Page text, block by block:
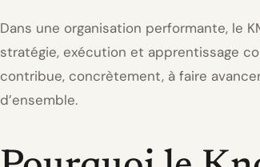
Dans une organisation performante, le
stratégie, exécution et apprentissage
contribue, concrètement, à faire
d’ensemble.